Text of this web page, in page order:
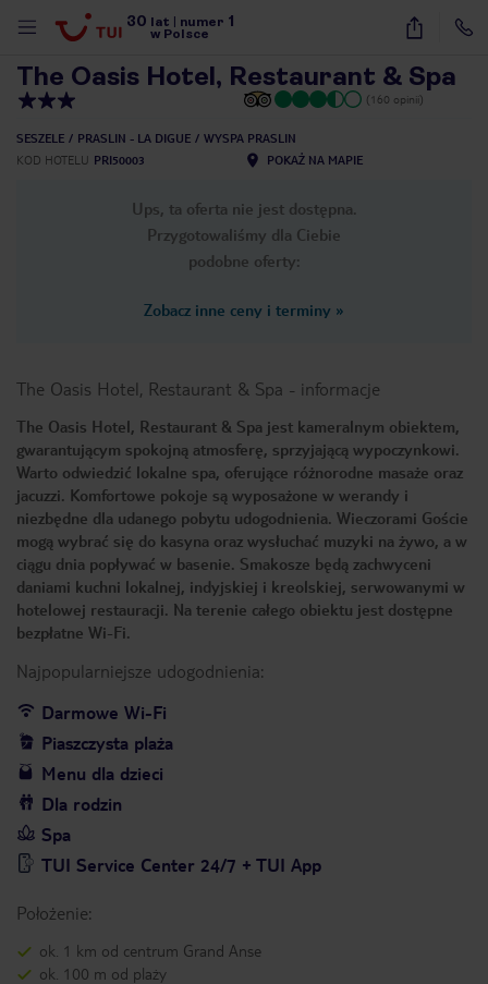
30 lat numer 1
w Polsce
11
The Oasis Hotel, Restaurant & Spa
(160 opinii)
SESZELE PRASLIN - LA DIGUE
WYSPA PRASLIN
KOD HOTELU PRI50003 POKAŻ NA MAPIE
Ups, ta oferta nie jest dostępna.
Przygotowaliśmy dla Ciebie
podobne oferty:
Zobacz inne ceny i terminy »
The Oasis Hotel, Restaurant & Spa - informacje
The Oasis Hotel, Restaurant & Spa jest kameralnym obiektem,
gwarantującym spokojną atmosferę, sprzyjającą wypoczynkowi.
Warto odwiedzić lokalne spa, oferujące różnorodne masaże oraz
jacuzzi. Komfortowe pokoje są wyposażone w werandy i
niezbędne dla udanego pobytu udogodnienia. Wieczorami Goście
mogą wybrać się do kasyna oraz wysłuchać muzyki na żywo, a w
ciągu dnia popływać w basenie. Smakosze będą zachwyceni
daniami kuchni lokalnej, indyjskiej i kreolskiej, serwowanymi w
hotelowej restauracji. Na terenie całego obiektu jest dostępne
bezpłatne Wi-Fi.
Najpopularniejsze udogodnienia:
Darmowe Wi-Fi
Piaszczysta plaża
Menu dla dzieci
Dla rodzin
Spa
TUI Service Center 24/7 + TUI App
Położenie:
ok. 1 km od centrum Grand Anse
ok. 100 m od plaży